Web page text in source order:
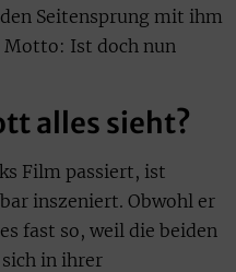
Seitensprung mit ihm
Motto: Ist doch nun
alles sieht?
Film passiert, ist
inszeniert. Obwohl er
fast so, weil die beiden
in ihrer